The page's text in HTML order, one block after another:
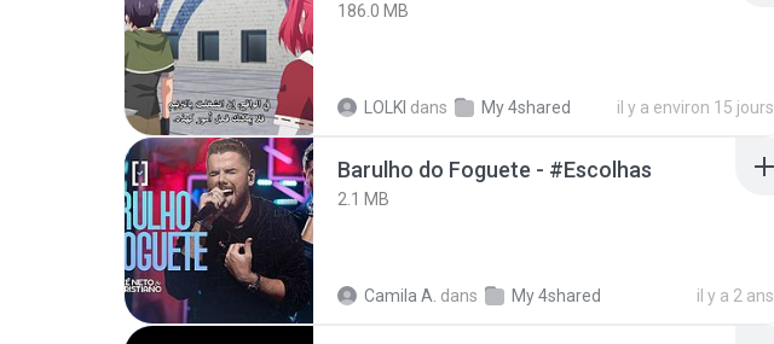
186.0 MB
LOLKI dans My 4shared il y a environ 15 jours
Barulho do Foguete - #Escolhas
2.1 MB
Camila A. dans My 4shared il y a 2 ans